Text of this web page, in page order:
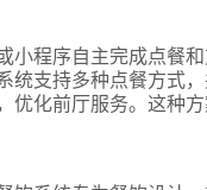
程序自主完成点餐
支持多种点餐方式
化前厅服务。这种